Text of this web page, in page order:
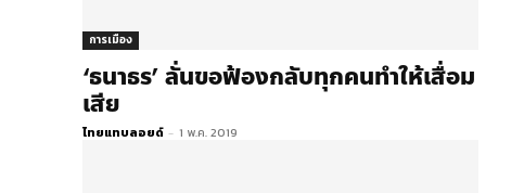
การเมือง
‘ธนาธร’ ลั่นขอฟ้องกลับทุกคนทำให้เสื่อม
เสีย
ไทยแทบลอยด์ - 1 พ.ค. 2019